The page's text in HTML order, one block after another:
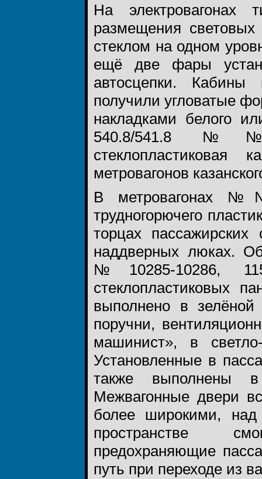
На электровагонах
размещения
стеклом на одном
ещё две фары
автосцепки.
получили угловатые
накладками белого
540.8/541.8
стеклопластиковая
метровагонов
В метровагонах
трудногорючего
торцах
наддверных люках.
№10285-10286,
стеклопластиковых
выполнено в
поручни,
машинист», в
Установленные в
также выполнены
Межвагонные двери
более широкими, над
пространстве
предохраняющие
путь при переходе из